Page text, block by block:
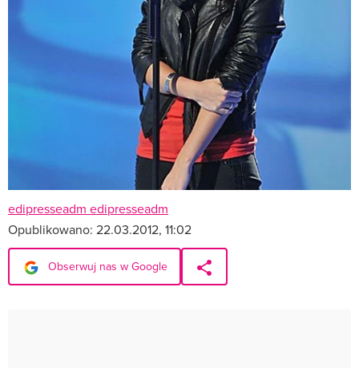
edipresseadm edipresseadm
Opublikowano: 22.03.2012, 11:02
Obserwuj nas w Google